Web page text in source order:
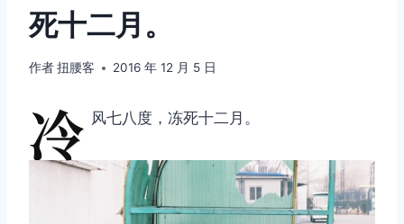
死十二月。
作者扭腰客 2016 年 12 月 5 日
冷 风七八度，冻死十二月。